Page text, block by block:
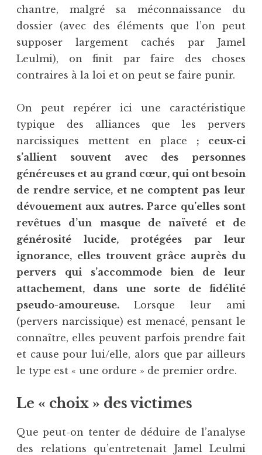
chantre, malgré sa méconnaissance du
dossier (avec des éléments que l’on peut
supposer largement cachés par Jamel
Leulmi), on finit par faire des choses
contraires à la loi et on peut se faire punir.
On peut repérer ici une caractéristique
typique des alliances que les pervers
narcissiques mettent en place ; ceux-ci
s’allient souvent avec des personnes
généreuses et au grand cœur, qui ont besoin
de rendre service, et ne comptent pas leur
dévouement aux autres. Parce qu’elles sont
revêtues d’un masque de naïveté et de
générosité lucide, protégées par leur
ignorance, elles trouvent grâce auprès du
pervers qui s’accommode bien de leur
attachement, dans une sorte de fidélité
pseudo-amoureuse. Lorsque leur ami
(pervers narcissique) est menacé, pensant le
connaître, elles peuvent parfois prendre fait
et cause pour lui/elle, alors que par ailleurs
le type est « une ordure » de premier ordre.
Le « choix » des victimes
Que peut-on tenter de déduire de l’analyse
des relations qu’entretenait Jamel Leulmi